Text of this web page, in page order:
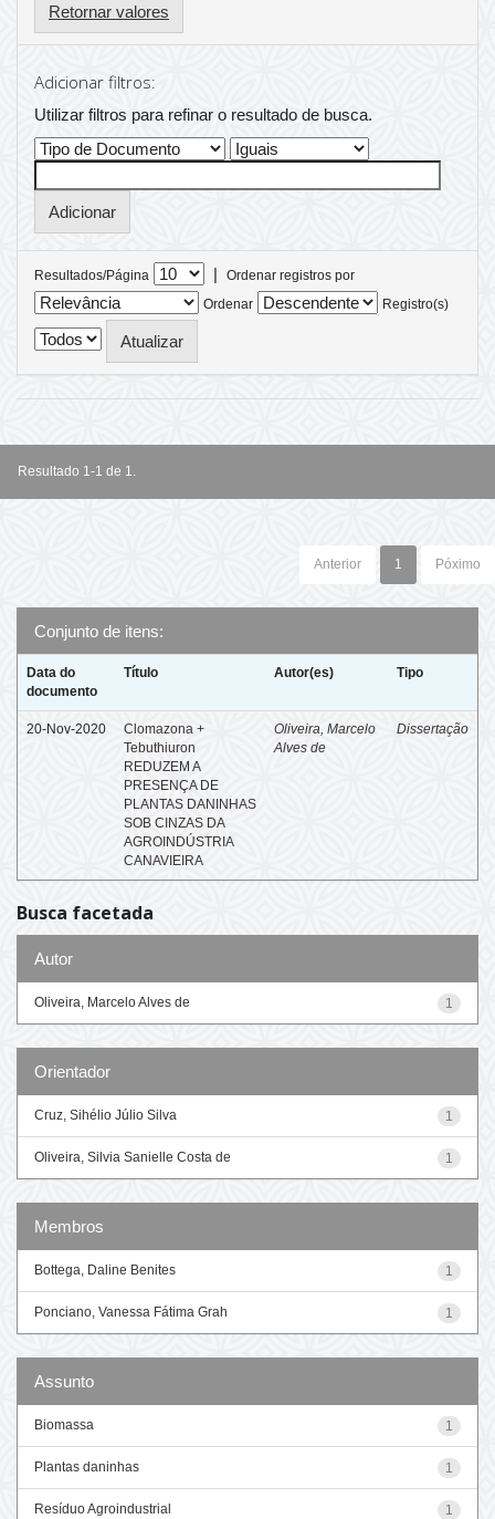
Retornar valores
Adicionar filtros:
Utilizar filtros para refinar o resultado de busca.
Resultados/Página |
Ordenar registros por
Ordenar
Registro(s)
Resultado 1-1 de 1.
Anterior 1 Póximo
Conjunto de itens:
Data do
documento
Título Autor(es) Tipo
20-Nov-2020
Clomazona +
Tebuthiuron
REDUZEM A
PRESENÇA DE
PLANTAS DANINHAS
SOB CINZAS DA
AGROINDÚSTRIA
CANAVIEIRA
Oliveira, Marcelo
Alves de
Dissertação
Busca facetada
Autor
1
Oliveira, Marcelo Alves de
Orientador
1
Cruz, Sihélio Júlio Silva
1
Oliveira, Silvia Sanielle Costa de
Membros
1
Bottega, Daline Benites
1
Ponciano, Vanessa Fátima Grah
Assunto
1
Biomassa
1
Plantas daninhas
1
Resíduo Agroindustrial